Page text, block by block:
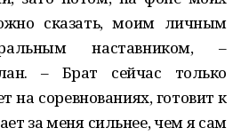
сказать, моим личным
наставником, –
– Брат сейчас только
на соревнованиях, готовит к
за меня сильнее, чем я сам